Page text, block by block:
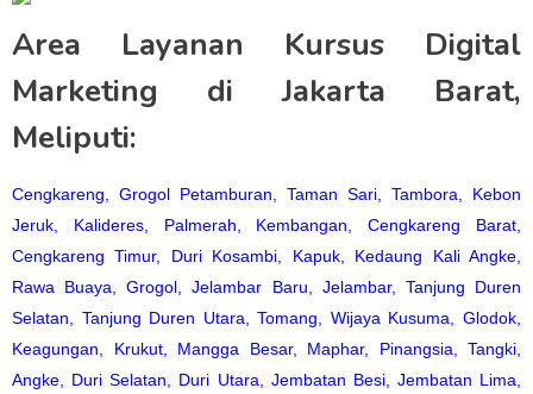
Area Layanan Kursus Digital
Marketing di Jakarta Barat,
Meliputi:
Cengkareng Grogol Petamburan Taman Sari Tambora
Kebon
Jeruk
Kalideres, Palmerah Kembangan ,Cengkareng Barat
Cengkareng Timur, Duri Kosambi Kapuk, Kedaung Kali Angke
Rawa Buaya ,Grogol ,Jelambar Baru Jelambar, Tanjung Duren
Selatan
Tanjung Duren Utara ,Tomang Wijaya Kusuma ,Glodok
Keagungan
Krukut, Mangga Besar, Maphar, Pinangsia Tangki
Angke
Duri Selatan Duri Utara Jembatan Besi, Jembatan Lima